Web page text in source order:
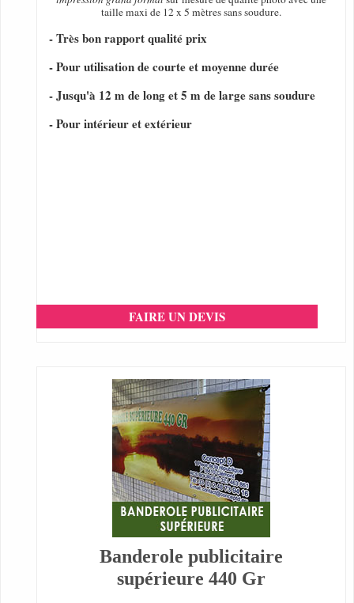
taille maxi de 12 x 5 mètres sans soudure.
- Très bon rapport qualité prix
- Pour utilisation de courte et moyenne durée
- Jusqu'à 12 m de long et 5 m de large sans soudure
- Pour intérieur et extérieur
FAIRE UN DEVIS
Banderole publicitaire
supérieure 440 Gr